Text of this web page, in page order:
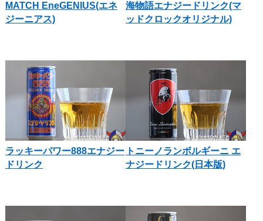
MATCH EneGENIUS(エネ
ジーニアス)
海物語エナジードリンク(マ
ッドクロックオリジナル)
ラッキーパワー888エナジー
ドリンク
トニーノランボルギーニ エ
ナジードリンク(日本版)